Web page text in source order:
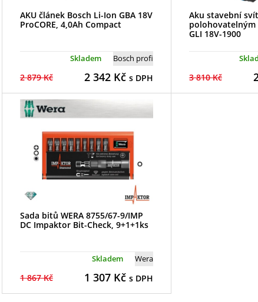
AKU článek Bosch Li-Ion GBA 18V
ProCORE, 4,0Ah Compact
Bosch profi
Skladem
2 879 Kč 2 342Kč s DPH
Aku stavební
polohovatelným
GLI 18V-1900
3 810 Kč
Sada bitů WERA 8755/67-9/IMP
DC Impaktor Bit-Check, 9+1+1ks
Wera
Skladem
1 867 Kč 1 307Kč s DPH